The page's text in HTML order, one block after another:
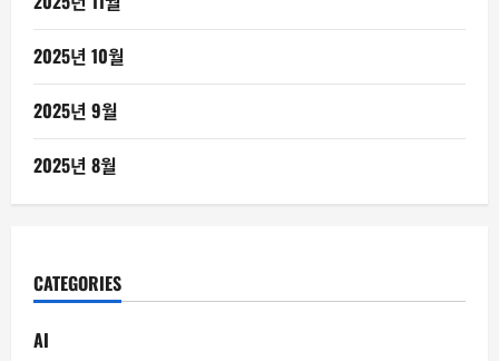
2025년 10월
2025년 9월
2025년 8월
CATEGORIES
AI